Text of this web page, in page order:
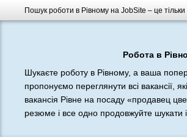
Пошук роботи в Рівному на JobSite – це
Робота в
Шукаєте роботу в Рівному, а ваша
пропонуємо переглянути всі вакансії,
вакансія Рівне на посаду «продавец
резюме і все одно продовжуйте шукати